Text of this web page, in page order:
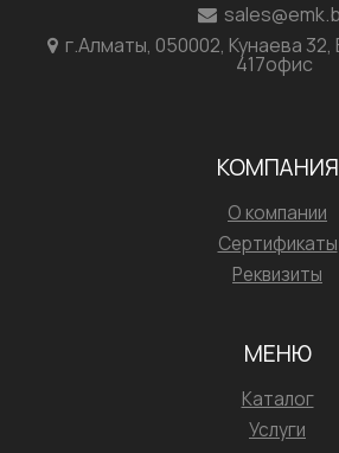
г.Алматы, 050002, Кунаева
417офис
КОМПАНИЯ
О компании
Сертификаты
Реквизиты
МЕНЮ
Каталог
Услуги